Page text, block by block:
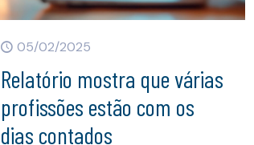
05/02/2025
Relatório mostra que várias
profissões estão com os
dias contados